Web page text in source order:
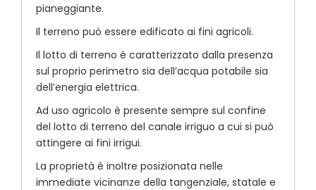
pianeggiante.
Il terreno può essere edificato ai fini agricoli.
Il lotto di terreno è caratterizzato dalla presenza
sul proprio perimetro sia dell’acqua potabile sia
dell’energia elettrica.
Ad uso agricolo è presente sempre sul confine
del lotto di terreno del canale irriguo a cui si può
attingere ai fini irrigui.
La proprietà è inoltre posizionata nelle
immediate vicinanze della tangenziale, statale e